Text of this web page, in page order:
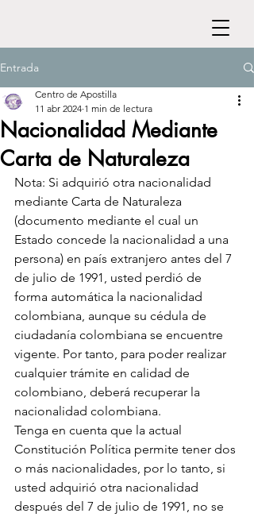
Entrada
Nacionalidad Mediante
Carta de Naturaleza
Centro de Apostilla
11 abr 2024 1 min de lectura
Nota: Si adquirió otra nacionalidad
mediante Carta de Naturaleza
(documento mediante el cual un
Estado concede la nacionalidad a una
persona) en país extranjero antes del 7
de julio de 1991, usted perdió de
forma automática la nacionalidad
colombiana, aunque su cédula de
ciudadanía colombiana se encuentre
vigente. Por tanto, para poder realizar
cualquier trámite en calidad de
colombiano, deberá recuperar la
nacionalidad colombiana.
Tenga en cuenta que la actual
Constitución Política permite tener dos
o más nacionalidades, por lo tanto, si
usted adquirió otra nacionalidad
después del 7 de julio de 1991, no se